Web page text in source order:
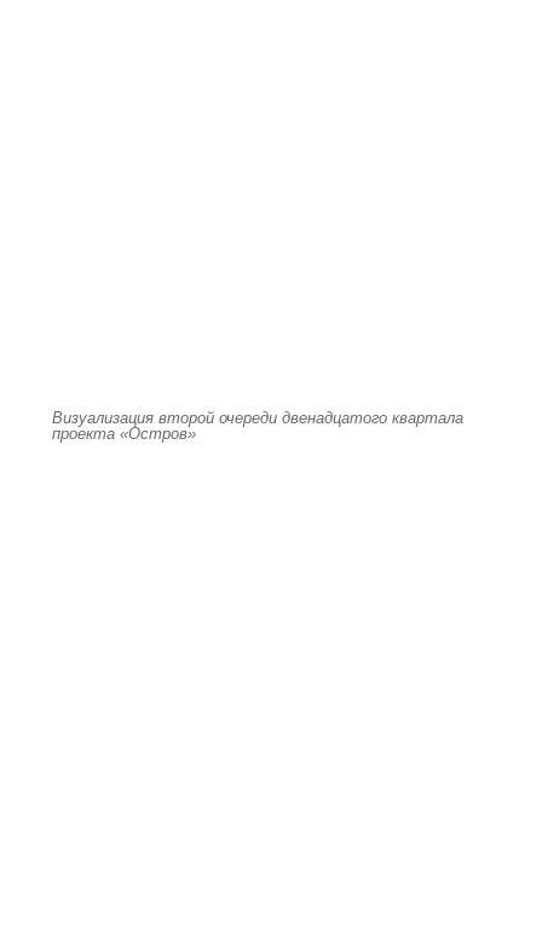
Визуализация второй очереди двенадцатого квартала
проекта «Остров»